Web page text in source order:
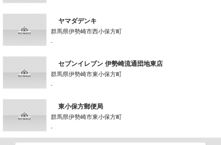
ヤマダデンキ
群馬県伊勢崎市西小保方町
-
セブンイレブン 伊勢崎流通団地東店
群馬県伊勢崎市東小保方町
-
東小保方郵便局
群馬県伊勢崎市東小保方町
-